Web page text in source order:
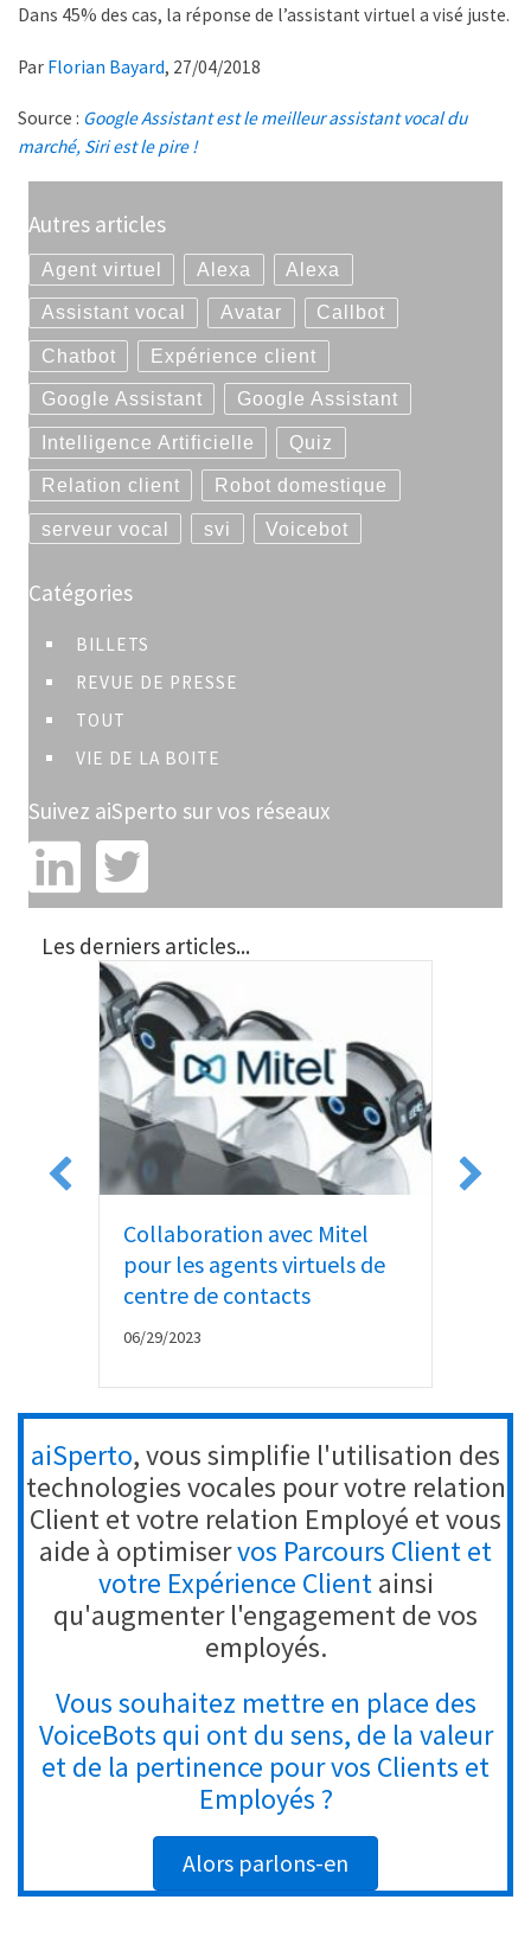
Dans 45% des cas, la réponse de l’assistant virtuel a visé juste.
Par Florian Bayard, 27/04/2018
Source : Google Assistant est le meilleur assistant vocal du
marché, Siri est le pire !
Autres articles
Agent virtuel Alexa Alexa
Assistant vocal Avatar Callbot
Chatbot Expérience client
Google Assistant Google Assistant
Intelligence Artificielle Quiz
Relation client Robot domestique
serveur vocal svi Voicebot
Catégories
BILLETS
REVUE DE PRESSE
TOUT
VIE DE LA BOITE
Suivez aiSperto sur vos réseaux
Les derniers articles...
Collaboration avec Mitel
pour les agents virtuels de
centre de contacts
06/29/2023
aiSperto, vous simplifie l'utilisation des
technologies vocales pour votre relation
Client et votre relation Employé et vous
aide à optimiservos Parcours Client et
votre Expérience Clientainsi
qu'augmenter l'engagement de vos
employés.
Vous souhaitez mettre en place des
VoiceBots qui ont du sens, de la valeur
et de la pertinence pour vos Clients et
Employés ?
Alors parlons-en